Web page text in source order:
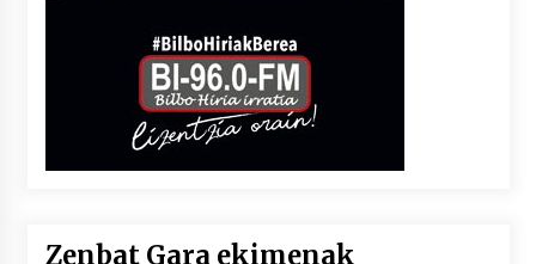
Zenbat Gara ekimenak